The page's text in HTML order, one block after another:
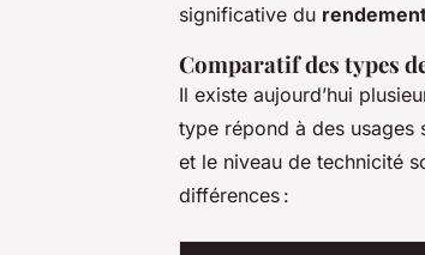
significative du
Comparatif des types
Il existe aujourd’hui
type répond à des usages
et le niveau de technicité
différences :